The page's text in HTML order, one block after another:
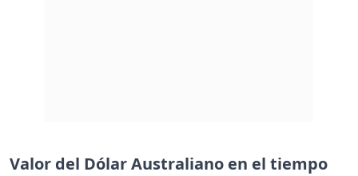
Valor del Dólar Australiano en el tiempo